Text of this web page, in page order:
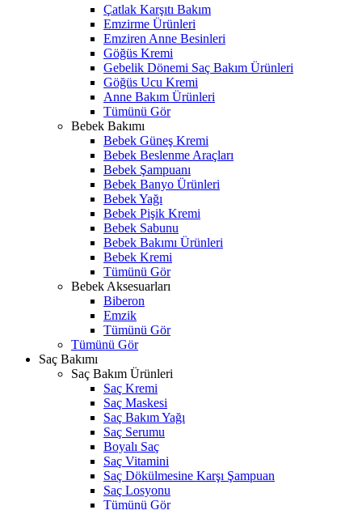
Çatlak Karşıtı Bakım
Emzirme Ürünleri
Emziren Anne Besinleri
Göğüs Kremi
Gebelik Dönemi Saç Bakım Ürünleri
Göğüs Ucu Kremi
Anne Bakım Ürünleri
Tümünü Gör
Bebek Bakımı
Bebek Güneş Kremi
Bebek Beslenme Araçları
Bebek Şampuanı
Bebek Banyo Ürünleri
Bebek Yağı
Bebek Pişik Kremi
Bebek Sabunu
Bebek Bakımı Ürünleri
Bebek Kremi
Tümünü Gör
Bebek Aksesuarları
Biberon
Emzik
Tümünü Gör
Tümünü Gör
Saç Bakımı
Saç Bakım Ürünleri
Saç Kremi
Saç Maskesi
Saç Bakım Yağı
Saç Serumu
Boyalı Saç
Saç Vitamini
Saç Dökülmesine Karşı Şampuan
Saç Losyonu
Tümünü Gör